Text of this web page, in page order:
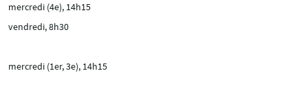
mercredi (4e), 14h15
vendredi, 8h30
mercredi (1er, 3e), 14h15